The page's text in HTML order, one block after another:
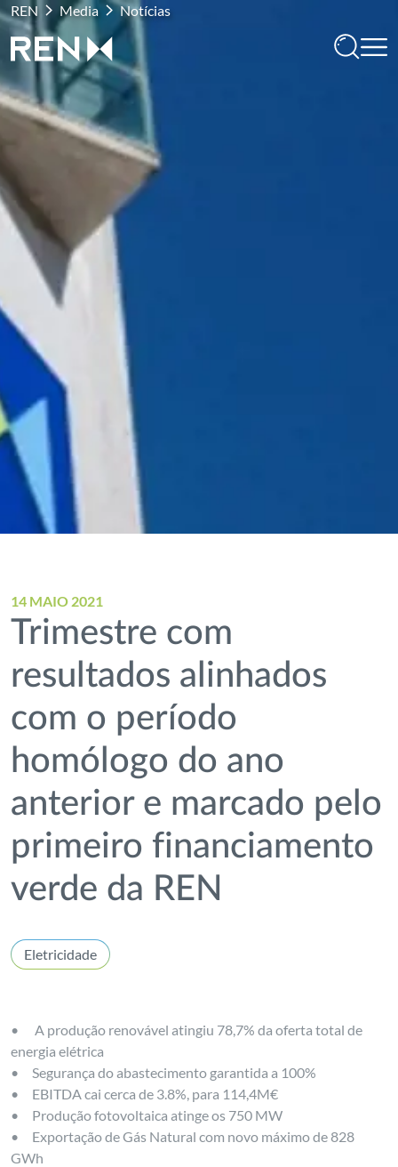
REN Media Notícias
14 MAIO 2021
Trimestre com
resultados alinhados
com o período
homólogo do ano
anterior e marcado pelo
primeiro financiamento
verde da REN
Eletricidade
• A produção renovável atingiu 78,7% da oferta total de
energia elétrica
•
Segurança do abastecimento garantida a 100%
•
EBITDA cai cerca de 3.8%, para 114,4M€
•
Produção fotovoltaica atinge os 750 MW
•
Exportação de Gás Natural com novo máximo de 828
GWh